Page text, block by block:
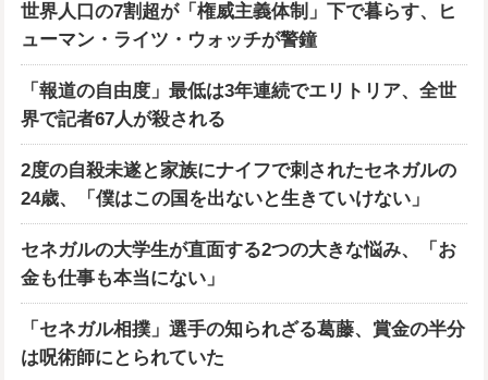
世界人口の7割超が「権威主義体制」下で暮らす、ヒ
ューマン・ライツ・ウォッチが警鐘
「報道の自由度」最低は3年連続でエリトリア、全世
界で記者67人が殺される
2度の自殺未遂と家族にナイフで刺されたセネガルの
24歳、「僕はこの国を出ないと生きていけない」
セネガルの大学生が直面する2つの大きな悩み、「お
金も仕事も本当にない」
「セネガル相撲」選手の知られざる葛藤、賞金の半分
は呪術師にとられていた